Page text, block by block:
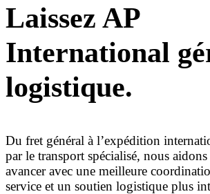
Laissez AP
International
logistique.
Du fret général à l’expédition
par le transport spécialisé, nous aidons
avancer avec une meilleure
service et un soutien logistique plus